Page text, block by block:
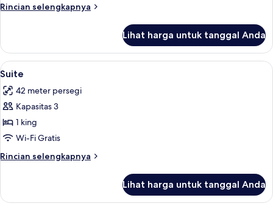
Rincian selengkapnya
Rincian
Suite
Junior
Lihat harga untuk tanggal Anda
Lihat
semua
foto
untuk
Suite
Suite | Brankas, meja kerja, Wi-Fi
2
Suite
42 meter persegi
Kapasitas 3
1 king
Wi-Fi Gratis
Rincian selengkapnya
Rincian
Suite
Lihat harga untuk tanggal Anda